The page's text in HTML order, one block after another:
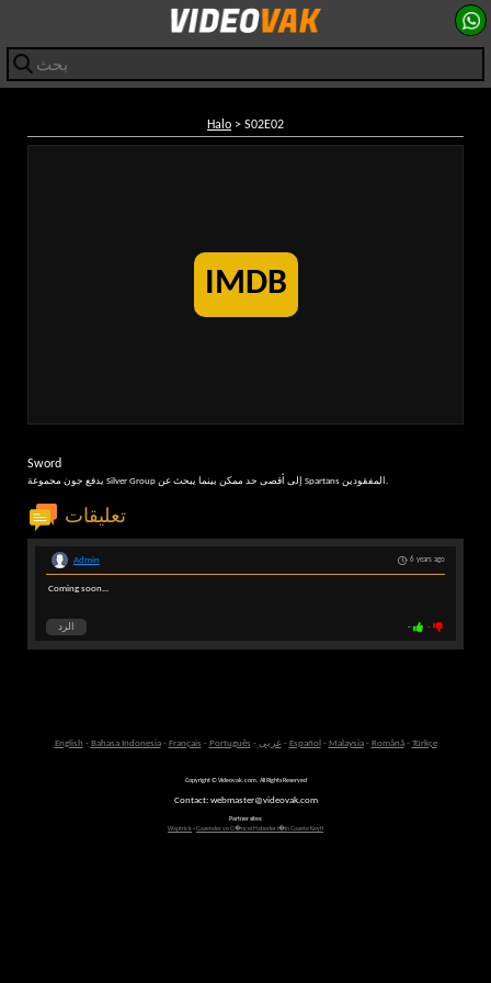
Halo > S02E02
IMDB
Sword
يدفع جون مجموعة Silver Group إلى أقصى حد ممكن بينما يبحث عن Spartans المفقودين.
تعليقات
6 years ago
Admin
Coming soon...
- - الرد
English - Bahasa Indonesia- Français - Português - عربى- Español - Malaysia- Română- Türkçe
Copyright © Videovak.com. All Rights Reserved
Contact: webmaster@videovak.com
Partner sites:
Waptrick-Gazeteler ve G�ncel Haberler i�in Gazete Keyfi